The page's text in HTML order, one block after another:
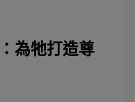
為牠打造尊